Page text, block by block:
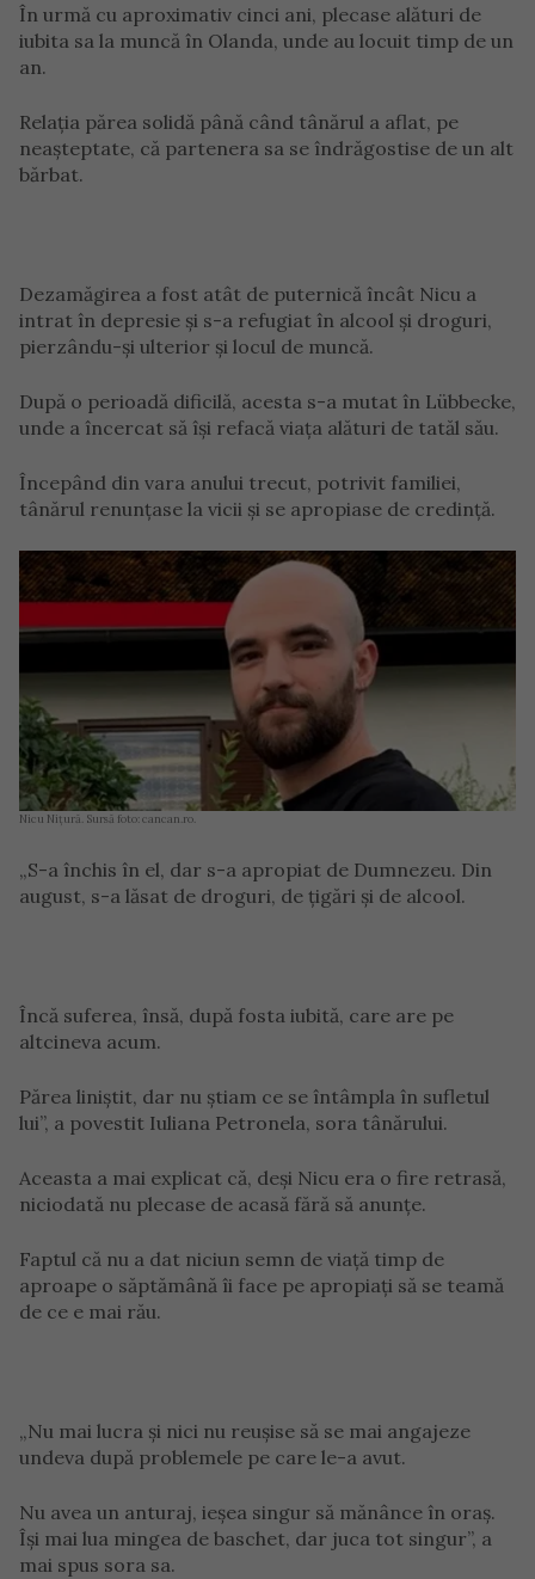
În urmă cu aproximativ cinci ani, plecase alături de
iubita sa la muncă în Olanda, unde au locuit timp de un
an.
Relația părea solidă până când tânărul a aflat, pe
neașteptate, că partenera sa se îndrăgostise de un alt
bărbat.
Dezamăgirea a fost atât de puternică încât Nicu a
intrat în depresie și s-a refugiat în alcool și droguri,
pierzându-și ulterior și locul de muncă.
După o perioadă dificilă, acesta s-a mutat în Lübbecke,
unde a încercat să își refacă viața alături de tatăl său.
Începând din vara anului trecut, potrivit familiei,
tânărul renunțase la vicii și se apropiase de credință.
Nicu Nițură. Sursă foto: cancan.ro.
„S-a închis în el, dar s-a apropiat de Dumnezeu. Din
august, s-a lăsat de droguri, de țigări și de alcool.
Încă suferea, însă, după fosta iubită, care are pe
altcineva acum.
Părea liniștit, dar nu știam ce se întâmpla în sufletul
lui”, a povestit Iuliana Petronela, sora tânărului.
Aceasta a mai explicat că, deși Nicu era o fire retrasă,
niciodată nu plecase de acasă fără să anunțe.
Faptul că nu a dat niciun semn de viață timp de
aproape o săptămână îi face pe apropiați să se teamă
de ce e mai rău.
„Nu mai lucra și nici nu reușise să se mai angajeze
undeva după problemele pe care le-a avut.
Nu avea un anturaj, ieșea singur să mănânce în oraș.
Își mai lua mingea de baschet, dar juca tot singur”, a
mai spus sora sa.